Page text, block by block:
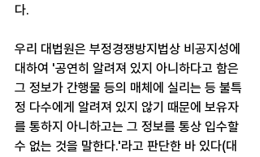
다.
우리 대법원은 부정경쟁방지법상 비공지성에
대하여 '공연히 알려져 있지 아니하다고 함은
그 정보가 간행물 등의 매체에 실리는 등 불특
정 다수에게 알려져 있지 않기 때문에 보유자
를 통하지 아니하고는 그 정보를 통상 입수할
수 없는 것을 말한다.'라고 판단한 바 있다(대